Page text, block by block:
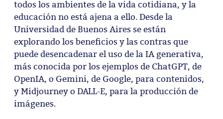
todos los ambientes de la vida cotidiana, y la
educación no está ajena a ello. Desde la
Universidad de Buenos Aires se están
explorando los beneficios y las contras que
puede desencadenar el uso de la IA generativa,
más conocida por los ejemplos de ChatGPT, de
OpenIA, o Gemini, de Google, para contenidos,
y Midjourney o DALL-E, para la producción de
imágenes.